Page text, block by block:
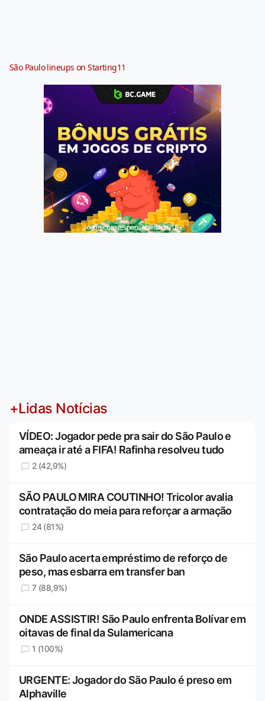
São Paulo lineups on Starting11
Jogue com responsabilidade. 18+
+Lidas Notícias
VÍDEO: Jogador pede pra sair do São Paulo e
ameaça ir até a FIFA! Rafinha resolveu tudo
2 (42,9%)
SÃO PAULO MIRA COUTINHO! Tricolor avalia
contratação do meia para reforçar a armação
24 (81%)
São Paulo acerta empréstimo de reforço de
peso, mas esbarra em transfer ban
7 (88,9%)
ONDE ASSISTIR! São Paulo enfrenta Bolívar em
oitavas de final da Sulamericana
1 (100%)
URGENTE: Jogador do São Paulo é preso em
Alphaville